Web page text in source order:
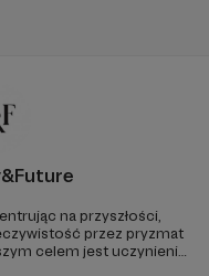
na przyszłości,
przez pryzmat
celem jest uczynienie